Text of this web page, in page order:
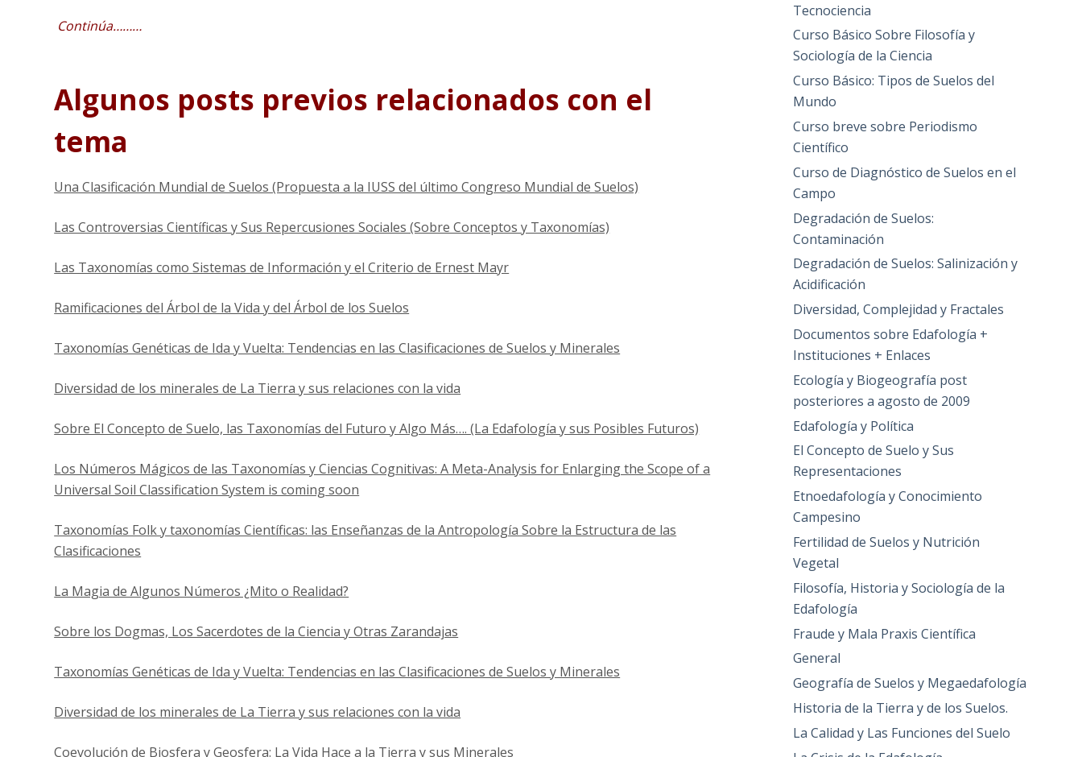
Continúa………
Algunos posts previos relacionados con el
tema
Una Clasificación Mundial de Suelos (Propuesta a la IUSS del último Congreso Mundial de Suelos)
Las Controversias Científicas y Sus Repercusiones Sociales (Sobre Conceptos y Taxonomías)
Las Taxonomías como Sistemas de Información y el Criterio de Ernest Mayr
Ramificaciones del Árbol de la Vida y del Árbol de los Suelos
Taxonomías Genéticas de Ida y Vuelta: Tendencias en las Clasificaciones de Suelos y Minerales
Diversidad de los minerales de La Tierra y sus relaciones con la vida
Sobre El Concepto de Suelo, las Taxonomías del Futuro y Algo Más…. (La Edafología y sus Posibles Futuros)
Los Números Mágicos de las Taxonomías y Ciencias Cognitivas: A Meta-Analysis for Enlarging the Scope of a
Universal Soil Classification System is coming soon
Taxonomías Folk y taxonomías Científicas: las Enseñanzas de la Antropología Sobre la Estructura de las
Clasificaciones
La Magia de Algunos Números ¿Mito o Realidad?
Sobre los Dogmas, Los Sacerdotes de la Ciencia y Otras Zarandajas
Taxonomías Genéticas de Ida y Vuelta: Tendencias en las Clasificaciones de Suelos y Minerales
Diversidad de los minerales de La Tierra y sus relaciones con la vida
Coevolución de Biosfera y Geosfera: La Vida Hace a la Tierra y sus Minerales
Tecnociencia
Curso Básico Sobre Filosofía y
Sociología de la Ciencia
Curso Básico: Tipos de Suelos del
Mundo
Curso breve sobre Periodismo
Científico
Curso de Diagnóstico de Suelos en el
Campo
Degradación de Suelos:
Contaminación
Degradación de Suelos: Salinización y
Acidificación
Diversidad, Complejidad y Fractales
Documentos sobre Edafología +
Instituciones + Enlaces
Ecología y Biogeografía post
posteriores a agosto de 2009
Edafología y Política
El Concepto de Suelo y Sus
Representaciones
Etnoedafología y Conocimiento
Campesino
Fertilidad de Suelos y Nutrición
Vegetal
Filosofía, Historia y Sociología de la
Edafología
Fraude y Mala Praxis Científica
General
Geografía de Suelos y Megaedafología
Historia de la Tierra y de los Suelos.
La Calidad y Las Funciones del Suelo